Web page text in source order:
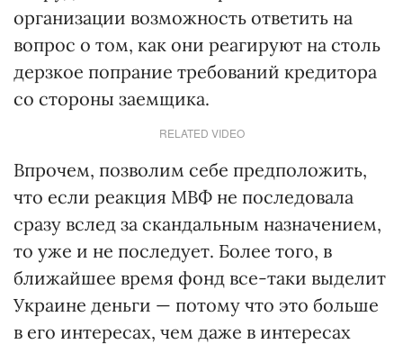
организации возможность ответить на
вопрос о том, как они реагируют на столь
дерзкое попрание требований кредитора
со стороны заемщика.
RELATED VIDEO
Впрочем, позволим себе предположить,
что если реакция МВФ не последовала
сразу вслед за скандальным назначением,
то уже и не последует. Более того, в
ближайшее время фонд все-таки выделит
Украине деньги — потому что это больше
в его интересах, чем даже в интересах